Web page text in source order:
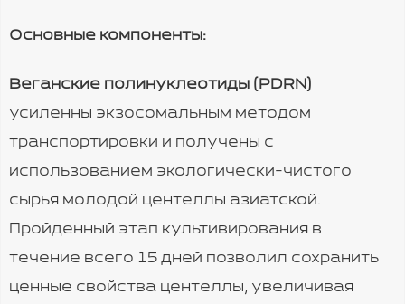
Основные компоненты:
Веганские полинуклеотиды (PDRN)
усиленны экзосомальным методом
транспортировки и получены с
использованием экологически-чистого
сырья молодой центеллы азиатской.
Пройденный этап культивирования в
течение всего 15 дней позволил сохранить
ценные свойства центеллы, увеличивая